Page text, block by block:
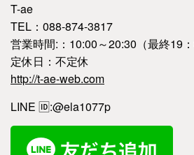
T-ae
TEL：088-874-3817
営業時間:：10:00～20:30（最終19：
定休日：不定休
http://t-ae-web.com
LINE 🆔:@ela1077p